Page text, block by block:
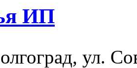
ИП
ул.